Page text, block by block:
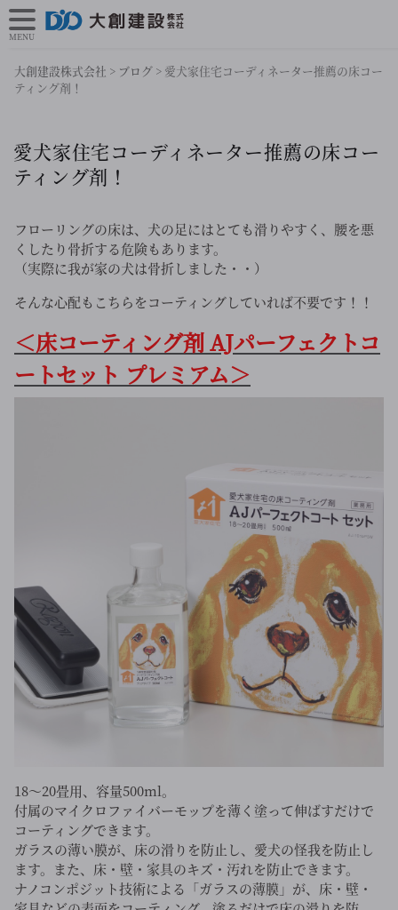
大創建設株式会社 > ブログ > 愛犬家住宅コーディネーター推薦の床コー
ティング剤！
愛犬家住宅コーディネーター推薦の床コー
ティング剤！
フローリングの床は、犬の足にはとても滑りやすく、腰を悪
くしたり骨折する危険もあります。
（実際に我が家の犬は骨折しました・・）
そんな心配もこちらをコーティングしていれば不要です！！
＜床コーティング剤 AJパーフェクトコ
ートセット プレミアム＞
18〜20畳用、容量500ml。
付属のマイクロファイバーモップを薄く塗って伸ばすだけで
コーティングできます。
ガラスの薄い膜が、床の滑りを防止し、愛犬の怪我を防止し
ます。また、床・壁・家具のキズ・汚れを防止できます。
ナノコンポジット技術による「ガラスの薄膜」が、床・壁・
MENU